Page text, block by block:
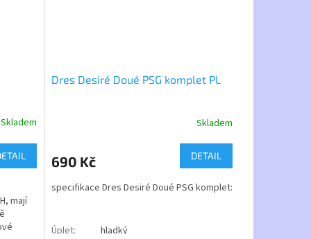
Skladem
mají
Dres Desiré Doué PSG komplet PL
je
z
Skladem
690 Kč DETAIL
specifikace Dres Desiré Doué PSG komplet:
Úplet:
hladký